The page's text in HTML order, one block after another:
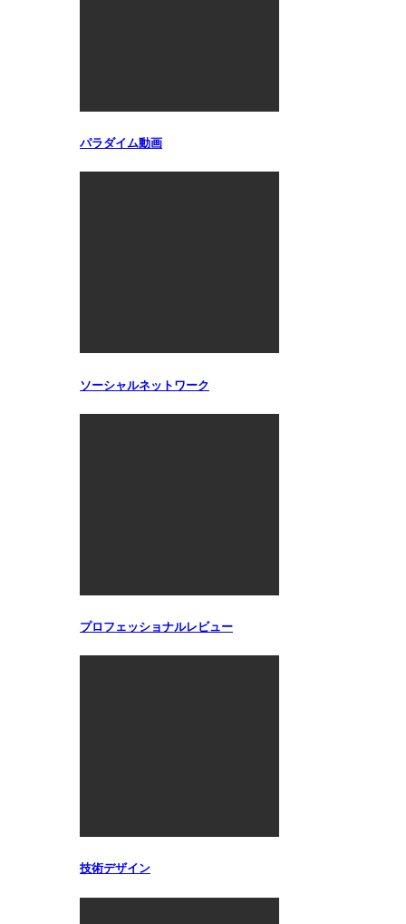
パラダイム動画
ソーシャルネットワーク
プロフェッショナルレビュー
技術デザイン